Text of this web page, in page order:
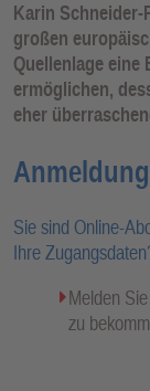
Karin
großen
Quellenlage eine
ermöglichen,
eher
Sie sind Online-
Ihre
Melden
zu